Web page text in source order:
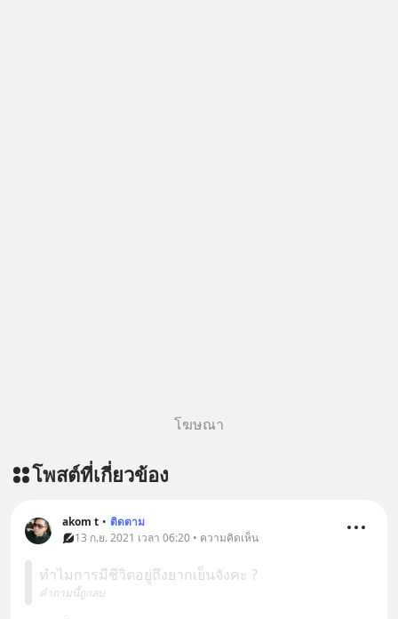
โฆษณา
โพสต์ที่เกี่ยวข้อง
akom t • ติดตาม
13 ก.ย. 2021 เวลา 06:20 • ความคิดเห็น
ทำไมการมีชีวิตอยู่ถึงยากเย็นจังคะ ?
คำถามนี้ถูกลบ